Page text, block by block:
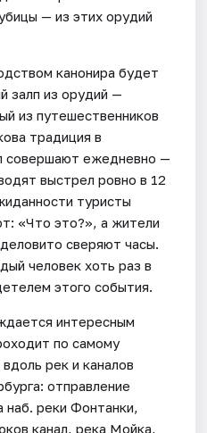
— из этих орудий
канонира будет
залп из орудий —
из путешественников
традиция в
совершают ежедневно —
выстрел ровно в 12
туристы
«Что это?», а жители
сверяют часы.
человек хоть раз в
этого события.
интересным
по самому
рек и каналов
отправление
наб. реки Фонтанки,
канал, река Мойка,